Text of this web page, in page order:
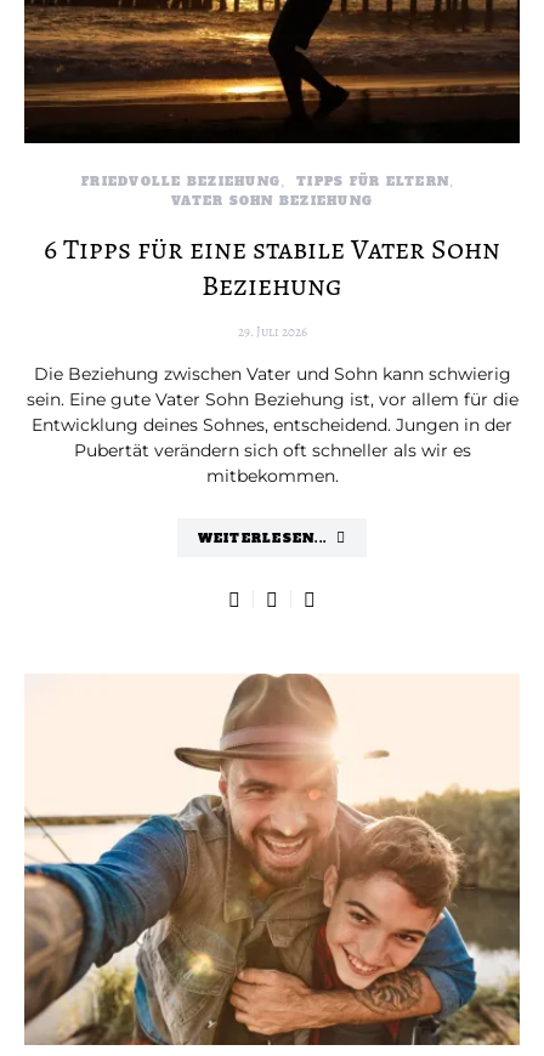
FRIEDVOLLE BEZIEHUNG
TIPPS FÜR ELTERN
VATER SOHN BEZIEHUNG
6 Tipps für eine stabile Vater Sohn
Beziehung
29. Juli 2026
Die Beziehung zwischen Vater und Sohn kann schwierig
sein. Eine gute Vater Sohn Beziehung ist, vor allem für die
Entwicklung deines Sohnes, entscheidend. Jungen in der
Pubertät verändern sich oft schneller als wir es
mitbekommen.
WEITERLESEN...